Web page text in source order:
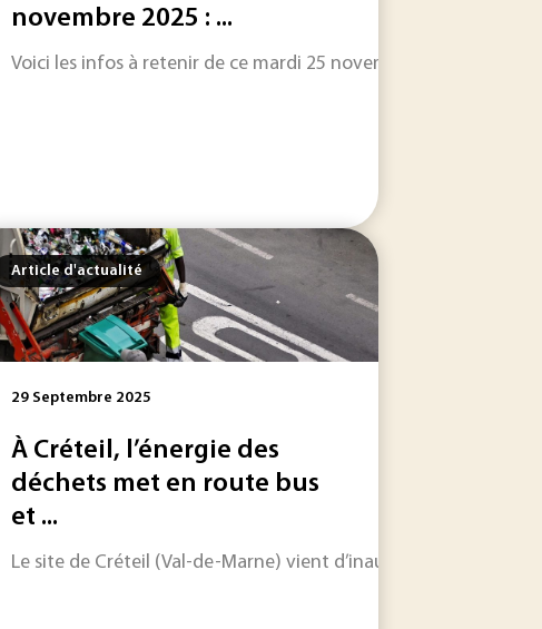
fin 2028 selon son promoteur. Une ambition industrielle...
projets de gazéification hydrothermale ont été retenus, en
novembre 2025 : ...
Voici les infos à retenir de ce mardi 25 novembre : une
de biométhane à la place du gaz fossile apparaît
automobile, la filière et l’État ont signé un contrat
Article d'actualité
29 Septembre 2025
À Créteil, l’énergie des
déchets met en route bus
et ...
Le site de Créteil (Val-de-Marne) vient d’inaugurer une